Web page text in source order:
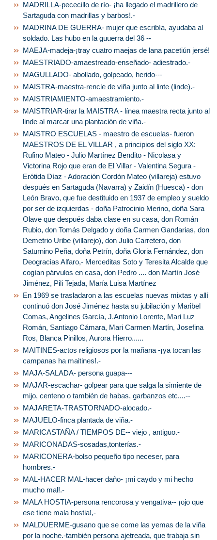
MADRILLA-pececillo de río- ¡ha llegado el madrillero de
Sartaguda con madrillas y barbos!.-
MADRINA DE GUERRA- mujer que escribía, ayudaba al
soldado. Las hubo en la guuerra del 36 --
MAEJA-madeja-¡tray cuatro maejas de lana pacetiún jersé!
MAESTRIADO-amaestreado-enseñado- adiestrado.-
MAGULLADO- abollado, golpeado, herido---
MAISTRA-maestra-rencle de viña junto al linte (linde).-
MAISTRIAMIENTO-amaestramiento.-
MAISTRIAR-tirar la MAISTRA - línea maestra recta junto al
linde al marcar una plantación de viña.-
MAISTRO ESCUELAS - maestro de escuelas- fueron
MAESTROS DE EL VILLAR , a principios del siglo XX:
Rufino Mateo - Julio Martínez Bendito - Nicolasa y
Victorina Rojo que eran de El Villar - Valentina Segura -
Erótida Díaz - Adoración Cordón Mateo (villareja) estuvo
después en Sartaguda (Navarra) y Zaidín (Huesca) - don
León Bravo, que fue destituido en 1937 de empleo y sueldo
por ser de izquierdas - doña Patrocinio Merino, doña Sara
Olave que después daba clase en su casa, don Román
Rubio, don Tomás Delgado y doña Carmen Gandarias, don
Demetrio Uribe (villarejo), don Julio Carretero, don
Saturnino Peña, doña Petrín, doña Gloria Fernández, don
Deogracias Alfaro,- Merceditas Soto y Teresita Alcalde que
cogían párvulos en casa, don Pedro .... don Martín José
Jiménez, Pili Tejada, María Luisa Martínez
En 1969 se trasladaron a las escuelas nuevas mixtas y allí
continuó don José Jiménez hasta su jubilación y Maribel
Comas, Angelines García, J.Antonio Lorente, Mari Luz
Román, Santiago Cámara, Mari Carmen Martín, Josefina
Ros, Blanca Pinillos, Aurora Hierro......
MAITINES-actos religiosos por la mañana -¡ya tocan las
campanas ha maitines!.-
MAJA-SALADA- persona guapa---
MAJAR-escachar- golpear para que salga la simiente de
mijo, centeno o también de habas, garbanzos etc....--
MAJARETA-TRASTORNADO-alocado.-
MAJUELO-finca plantada de viña.-
MARICASTAÑA / TIEMPOS DE-- viejo , antiguo.-
MARICONADAS-sosadas,tonterías.-
MARICONERA-bolso pequeño tipo neceser, para
hombres.-
MAL-HACER MAL-hacer daño- ¡mi caydo y mi hecho
mucho mal!.-
MALA HOSTIA-persona rencorosa y vengativa-- ¡ojo que
ese tiene mala hostia!,-
MALDUERME-gusano que se come las yemas de la viña
por la noche.-también persona ajetreada, que trabaja sin